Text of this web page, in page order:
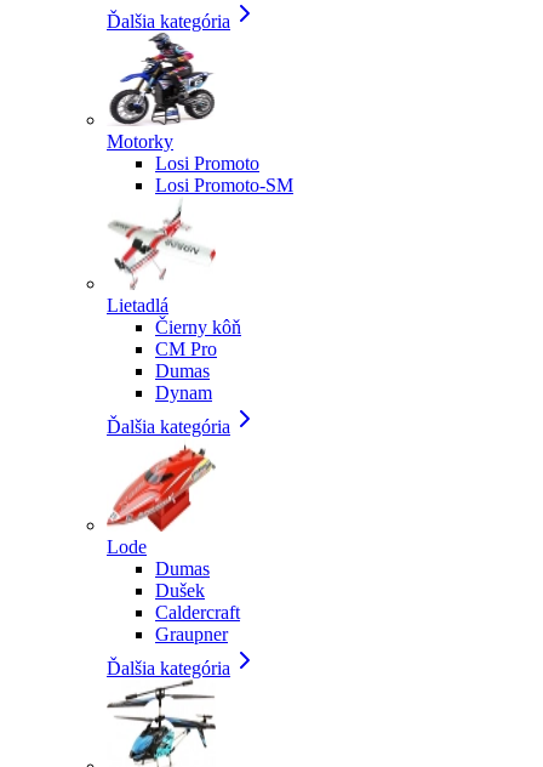
Ďalšia kategória
Motorky
Losi Promoto
Losi Promoto-SM
Lietadlá
Čierny kôň
CM Pro
Dumas
Dynam
Ďalšia kategória
Lode
Dumas
Dušek
Caldercraft
Graupner
Ďalšia kategória